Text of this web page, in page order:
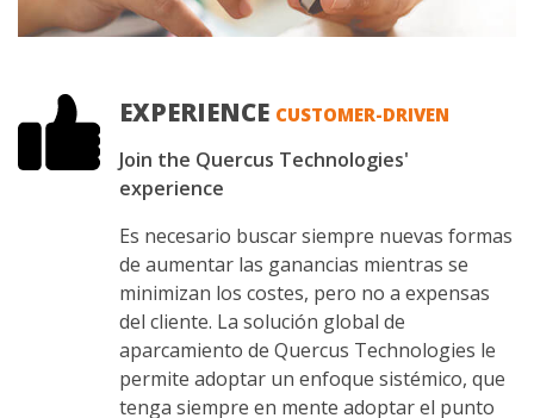
EXPERIENCE CUSTOMER-DRIVEN
Join the Quercus Technologies'
experience
Es necesario buscar siempre nuevas formas
de aumentar las ganancias mientras se
minimizan los costes, pero no a expensas
del cliente. La solución global de
aparcamiento de Quercus Technologies le
permite adoptar un enfoque sistémico, que
tenga siempre en mente adoptar el punto